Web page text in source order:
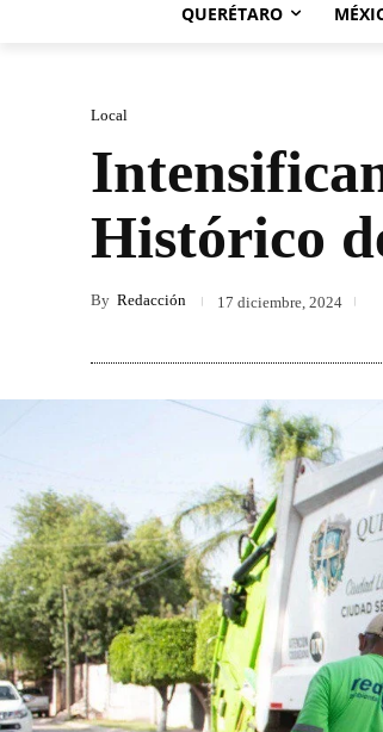
QUERÉTARO
Local
Histórico
By Redacción 17 diciembre, 2024